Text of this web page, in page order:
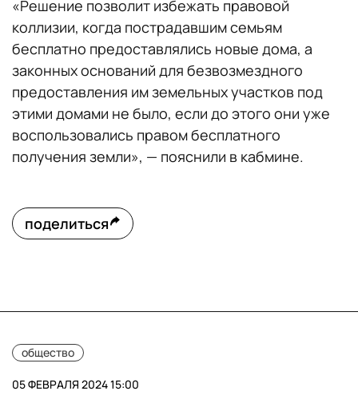
«Решение позволит избежать правовой
коллизии, когда пострадавшим семьям
бесплатно предоставлялись новые дома, а
законных оснований для безвозмездного
предоставления им земельных участков под
этими домами не было, если до этого они уже
воспользовались правом бесплатного
получения земли», — пояснили в кабмине.
поделиться
общество
05 ФЕВРАЛЯ 2024 15:00